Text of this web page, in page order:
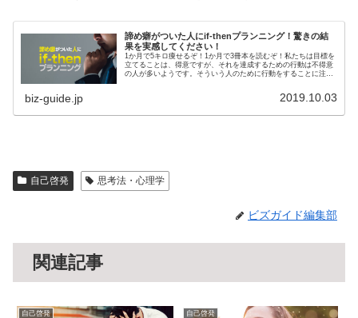
諦め癖がついた人にif-thenプランニング！驚きの結
果を実感してください！
1か月で5キロ痩せるぞ！1か月で3冊本を読むぞ！私たちは目標を
立てることは、得意ですが、それを達成するための行動は不得意
の人が多いようです。そういう人のために行動をすることに注力
biz-guide.jp 2019.10.03
自己啓発 思考法・心理学
ビズガイド編集部
関連記事
自己啓発 自己啓発